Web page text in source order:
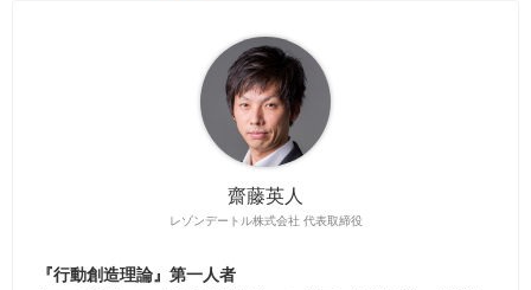
齋藤英人
レゾンデートル株式会社 代表取締役
『行動創造理論』第一人者